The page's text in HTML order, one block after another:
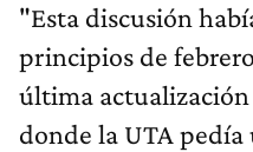
"Esta discusión
principios de
última
donde la UTA